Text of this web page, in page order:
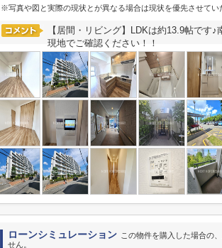
※写真や図と実際の現状とが異なる場合は現状を優先させてい
【居間・リビング】LDKは約13.9帖です
現地でご確認ください！！
ローンシミュレーション この物件を購入した場合の
せん。